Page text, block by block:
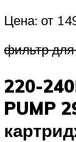
Цена: от
фильтр
220-
PUMP